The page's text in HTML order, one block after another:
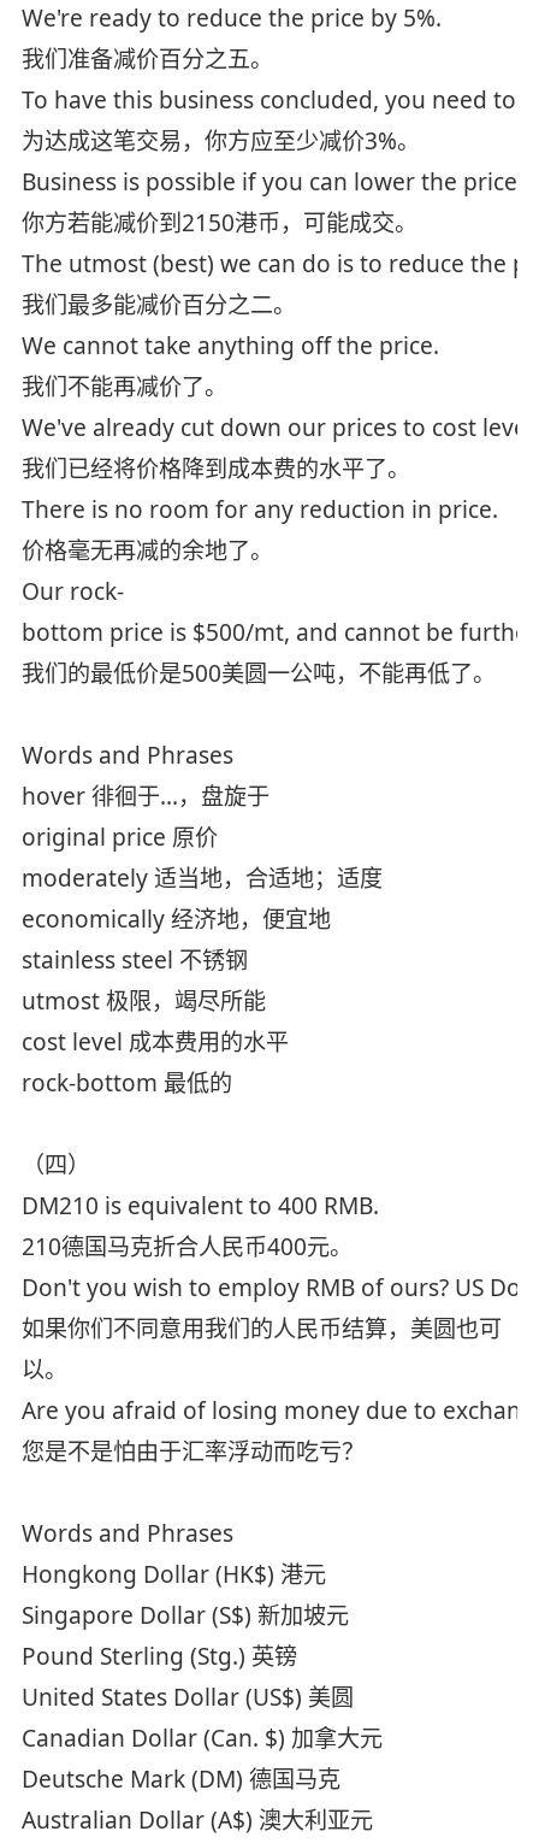
We're ready to reduce the price by 5%.
我们准备减价百分之五。
To have this business concluded, you need to
为达成这笔交易，你方应至少减价3%。
Business is possible if you can lower the price
你方若能减价到2150港币，可能成交。
The utmost (best) we can do is to reduce the
我们最多能减价百分之二。
We cannot take anything off the price.
我们不能再减价了。
We've already cut down our prices to cost
我们已经将价格降到成本费的水平了。
There is no room for any reduction in price.
价格毫无再减的余地了。
Our rock-
bottom price is $500/mt, and cannot be
我们的最低价是500美圆一公吨，不能再低了。
Words and Phrases
hover 徘徊于...，盘旋于
original price 原价
moderately 适当地，合适地；适度
economically 经济地，便宜地
stainless steel 不锈钢
utmost 极限，竭尽所能
cost level 成本费用的水平
rock-bottom 最低的
（四）
DM210 is equivalent to 400 RMB.
210德国马克折合人民币400元。
Don't you wish to employ RMB of ours? US
如果你们不同意用我们的人民币结算，美圆也可
以。
Are you afraid of losing money due to
您是不是怕由于汇率浮动而吃亏？
Words and Phrases
Hongkong Dollar (HK$) 港元
Singapore Dollar (S$) 新加坡元
Pound Sterling (Stg.) 英镑
United States Dollar (US$) 美圆
Canadian Dollar (Can. $) 加拿大元
Deutsche Mark (DM) 德国马克
Australian Dollar (A$) 澳大利亚元